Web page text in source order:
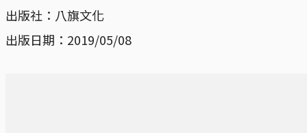
出版社：八旗文化
出版日期：2019/05/08